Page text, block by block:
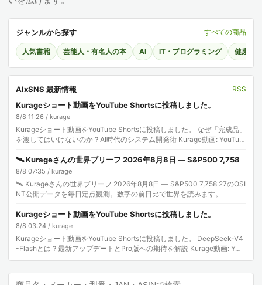
ジャンルから探す すべての商品
人気書籍 芸能人・有名人の本 AI IT・プログラミング 健康・
AIxSNS 最新情報 RSS
Kurageショート動画をYouTube Shortsに投稿しました。
8/8 11:26 / kurage
Kurageショート動画をYouTube Shortsに投稿しました。 なぜ「完成品」
を渡してはいけないのか？AI時代のシステム開発術 Kurage動画: YouTub
🛰️ Kurageさんの世界ブリーフ 2026年8月8日 — S&P500 7,758
8/8 07:35 / kurage
🛰️ Kurageさんの世界ブリーフ 2026年8月8日 — S&P500 7,758 27のOSI
NT公開データを毎日定点観測。数字の前日比で世界を読みます。
Kurageショート動画をYouTube Shortsに投稿しました。
8/8 03:24 / kurage
Kurageショート動画をYouTube Shortsに投稿しました。 DeepSeek-V4
-Flashとは？最新アップデートとPro版への期待を解説 Kurage動画: Y…